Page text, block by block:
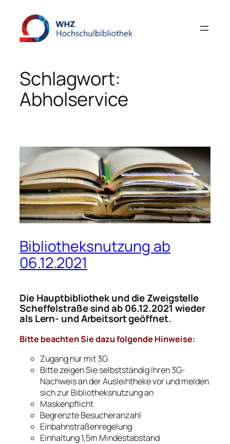
Inhalt
springen
Schlagwort:
Abholservice
Bibliotheksnutzung ab
06.12.2021
Die Hauptbibliothek und die Zweigstelle
Scheffelstraße sind ab 06.12.2021 wieder
als Lern- und Arbeitsort geöffnet.
Bitte beachten Sie dazu folgende Hinweise:
Zugang nur mit 3G
Bitte zeigen Sie selbstständig Ihren 3G-
Nachweis an der Ausleihtheke vor und melden
sich zur Bibliotheksnutzung an
Maskenpflicht
Begrenzte Besucheranzahl
Einbahnstraßenregelung
Einhaltung 1,5m Mindestabstand